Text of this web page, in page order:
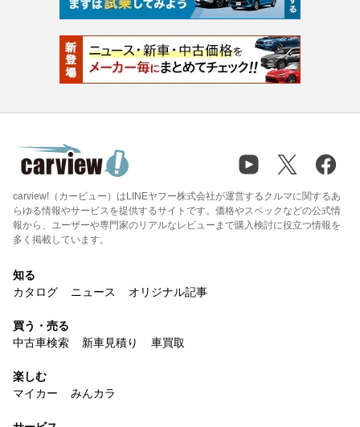
carview!（カービュー）はLINEヤフー株式会社が運営するクルマに関するあ
らゆる情報やサービスを提供するサイトです。価格やスペックなどの公式情
報から、ユーザーや専門家のリアルなレビューまで購入検討に役立つ情報を
多く掲載しています。
知る
カタログ
ニュース オリジナル記事
買う・売る
中古車検索
新車見積り 車買取
楽しむ
マイカー
みんカラ